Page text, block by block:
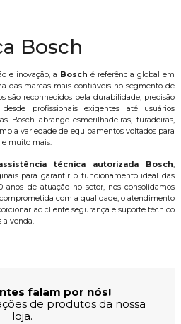
Bosch
e inovação, a Bosch é referência global em
das marcas mais confiáveis no segmento de
são reconhecidos pela durabilidade, precisão
profissionais exigentes até usuários
Bosch abrange esmerilhadeiras, furadeiras,
variedade de equipamentos voltados para
e muito mais.
técnica autorizada Bosch,
para garantir o funcionamento ideal das
anos de atuação no setor, nos consolidamos
com a qualidade, o atendimento
ao cliente segurança e suporte técnico
a venda.
falam por nós!
de produtos da nossa
loja.